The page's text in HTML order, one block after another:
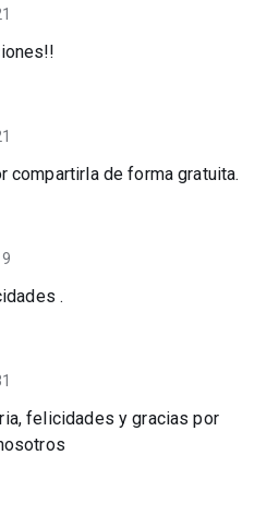
compartirla de forma gratuita.
.
felicidades y gracias por